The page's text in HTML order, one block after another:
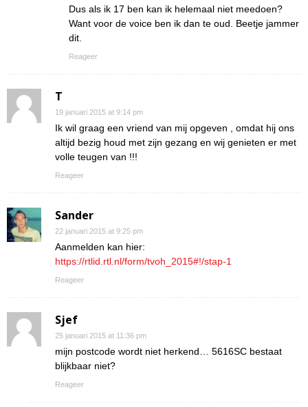
Dus als ik 17 ben kan ik helemaal niet meedoen?
Want voor de voice ben ik dan te oud. Beetje jammer
dit.
Reageer
T
19 januari 2015 at 9:14 pm
Ik wil graag een vriend van mij opgeven , omdat hij ons
altijd bezig houd met zijn gezang en wij genieten er met
volle teugen van !!!
Reageer
Sander
22 januari 2015 at 9:25 pm
Aanmelden kan hier:
https://rtlid.rtl.nl/form/tvoh_2015#!/stap-1
Reageer
Sjef
25 januari 2015 at 11:36 pm
mijn postcode wordt niet herkend… 5616SC bestaat
blijkbaar niet?
Reageer